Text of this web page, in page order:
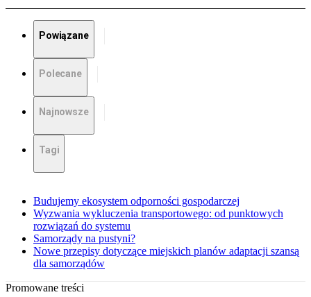
Powiązane
Polecane
Najnowsze
Tagi
Budujemy ekosystem odporności gospodarczej
Wyzwania wykluczenia transportowego: od punktowych
rozwiązań do systemu
Samorządy na pustyni?
Nowe przepisy dotyczące miejskich planów adaptacji szansą
dla samorządów
Promowane treści